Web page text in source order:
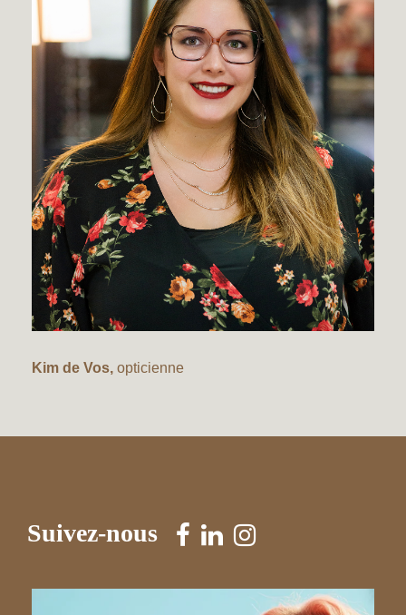
Kim de Vos, opticienne
Suivez-nous